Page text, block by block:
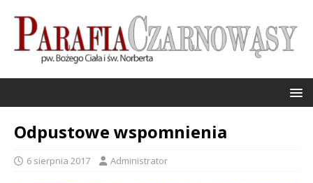
Odpustowe wspomnienia
6 sierpnia 2017 Administrator